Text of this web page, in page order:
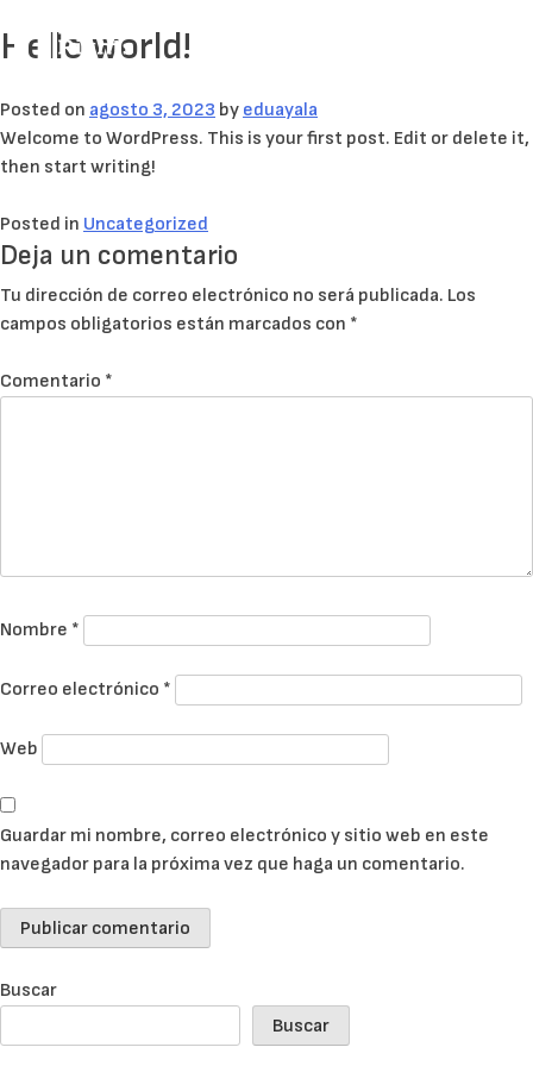
IrHello world!
Posted on agosto 3, 2023 by eduayala
Welcome to WordPress. This is your first post. Edit or delete it,
then start writing!
Posted in Uncategorized
Deja un comentario
Tu dirección de correo electrónico no será publicada. Los
campos obligatorios están marcados con *
Comentario *
Nombre *
Correo electrónico *
Web
Guardar mi nombre, correo electrónico y sitio web en este
navegador para la próxima vez que haga un comentario.
Buscar
Buscar